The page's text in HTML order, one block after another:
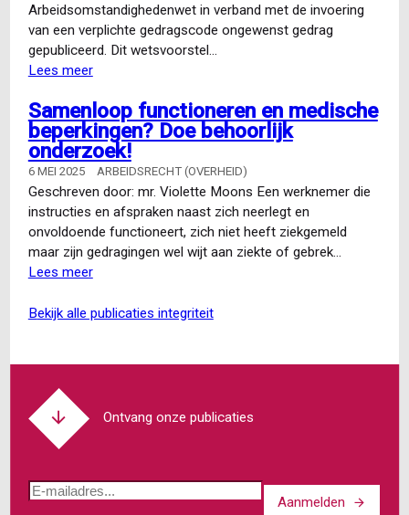
Arbeidsomstandighedenwet in verband met de invoering
van een verplichte gedragscode ongewenst gedrag
gepubliceerd. Dit wetsvoorstel…
Lees meerover
verplichte
gedragscode:
verhelderend
of
verwarrend?
Samenloop functioneren en medische
beperkingen? Doe behoorlijk
onderzoek!
6 MEI 2025 ARBEIDSRECHT (OVERHEID)
Geschreven door: mr. Violette Moons Een werknemer die
instructies en afspraken naast zich neerlegt en
onvoldoende functioneert, zich niet heeft ziekgemeld
maar zijn gedragingen wel wijt aan ziekte of gebrek…
Lees meerover
functioneren
behoorlijk
bekijk alle publicaties integriteit
Ontvang onze publicaties
E-
Aanmelden